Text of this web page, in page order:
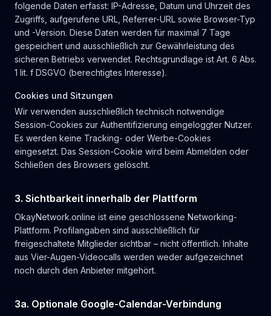
folgende Daten erfasst: IP-Adresse, Datum und Uhrzeit des
Zugriffs, aufgerufene URL, Referrer-URL sowie Browser-Typ
und -Version. Diese Daten werden für maximal 7 Tage
gespeichert und ausschließlich zur Gewährleistung des
sicheren Betriebs verwendet. Rechtsgrundlage ist Art. 6 Abs.
1 lit. f DSGVO (berechtigtes Interesse).
Cookies und Sitzungen
Wir verwenden ausschließlich technisch notwendige
Session-Cookies zur Authentifizierung eingeloggter Nutzer.
Es werden keine Tracking- oder Werbe-Cookies
eingesetzt. Das Session-Cookie wird beim Abmelden oder
Schließen des Browsers gelöscht.
3. Sichtbarkeit innerhalb der Plattform
OkayNetwork.online ist eine geschlossene Networking-
Plattform. Profilangaben sind ausschließlich für
freigeschaltete Mitglieder sichtbar – nicht öffentlich. Inhalte
aus Vier-Augen-Videocalls werden weder aufgezeichnet
noch durch den Anbieter mitgehört.
3a. Optionale Google-Calendar-Verbindung